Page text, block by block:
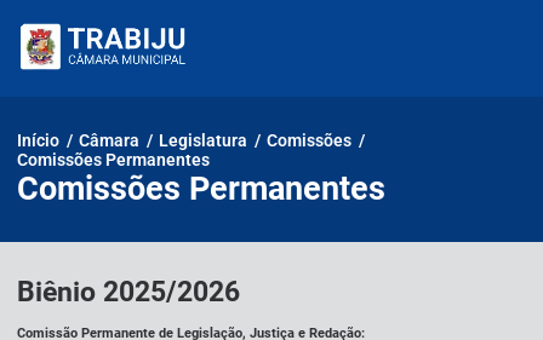
para
conteúdo
Início / Câmara / Legislatura / Comissões /
Comissões Permanentes
Comissões Permanentes
Biênio 2025/2026
Comissão Permanente de Legislação, Justiça e Redação: